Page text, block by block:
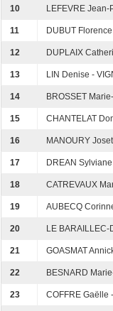
10 LEFEVRE
11 DUBUT
12 DUPLAIX
13 LIN Denise -
14 BROSSET
15 CHANTELAT
16 MANOURY
17 DREAN
18 CATREVAUX
19 AUBECQ
20 LE
21 GOASMAT
22 BESNARD
23 COFFRE Gaëlle